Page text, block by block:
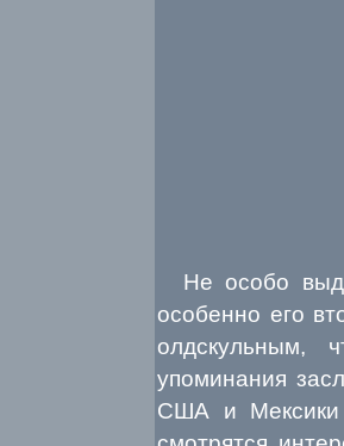
Не особо
особенно его
олдскульным,
упоминания
США и Мексики